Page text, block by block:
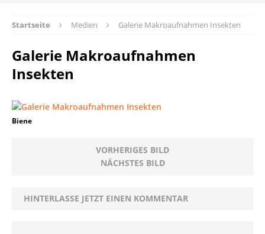
Startseite Medien Galerie Makroaufnahmen Insekten
Galerie Makroaufnahmen
Insekten
Biene
VORHERIGES BILD
NÄCHSTES BILD
HINTERLASSE JETZT EINEN KOMMENTAR